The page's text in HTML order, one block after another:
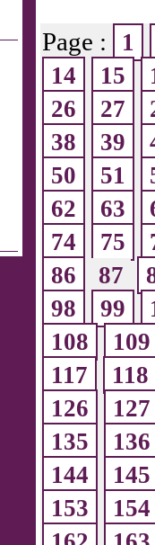
Page :
1
14
15
26
27
38
39
50
51
62
63
74
75
86
87
98
99
108
109
117
118
126
127
135
136
144
145
153
154